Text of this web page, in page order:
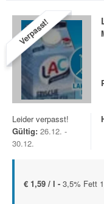
Verpasst!
Leider verpasst!
Gültig: 26.12. -
30.12.
€ 1,59 / l - 3,5% Fett